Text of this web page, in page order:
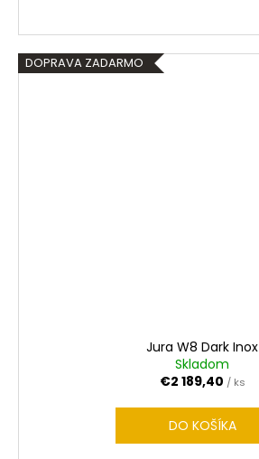
DOPRAVA ZADARMO
Jura W8 Dark Inox
Skladom
€2 189,40 / ks
DO KOŠÍKA